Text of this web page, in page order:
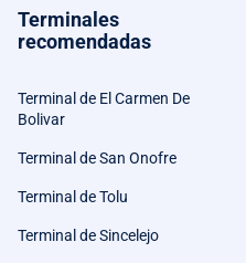
Terminales
recomendadas
Terminal de El Carmen De
Bolivar
Terminal de San Onofre
Terminal de Tolu
Terminal de Sincelejo